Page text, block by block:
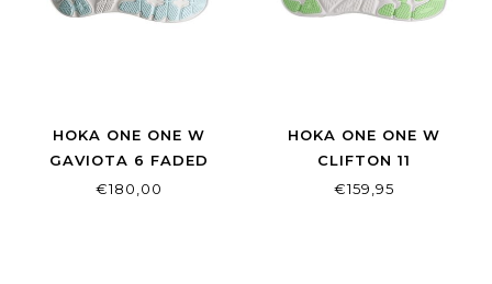
HOKA ONE ONE W
GAVIOTA 6 FADED
NAVY/GLIMMERING
€180,00
HOKA ONE ONE W
CLIFTON 11
FROST/NEON YUZU
€159,95